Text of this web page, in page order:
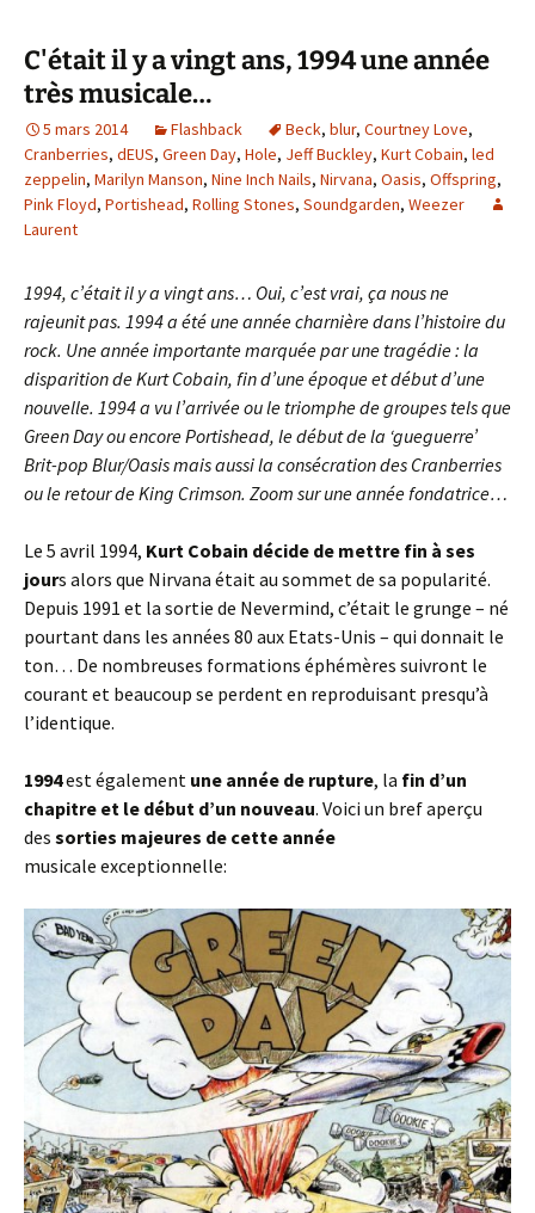
C'était il y a vingt ans, 1994 une année
très musicale…
5 mars 2014 Flashback Beck, blur, Courtney Love,
Cranberries, dEUS, Green Day, Hole, Jeff Buckley, Kurt Cobain, led
zeppelin, Marilyn Manson, Nine Inch Nails, Nirvana, Oasis, Offspring,
Pink Floyd, Portishead, Rolling Stones, Soundgarden, Weezer
Laurent
1994, c’était il y a vingt ans… Oui, c’est vrai, ça nous ne
rajeunit pas. 1994 a été une année charnière dans l’histoire du
rock. Une année importante marquée par une tragédie : la
disparition de Kurt Cobain, fin d’une époque et début d’une
nouvelle. 1994 a vu l’arrivée ou le triomphe de groupes tels que
Green Day ou encore Portishead, le début de la ‘gueguerre’
Brit-pop Blur/Oasis mais aussi la consécration des Cranberries
ou le retour de King Crimson. Zoom sur une année fondatrice…
Le 5 avril 1994, Kurt Cobain décide de mettre fin à ses
jours alors que Nirvana était au sommet de sa popularité.
Depuis 1991 et la sortie de Nevermind, c’était le grunge – né
pourtant dans les années 80 aux Etats-Unis – qui donnait le
ton… De nombreuses formations éphémères suivront le
courant et beaucoup se perdent en reproduisant presqu’à
l’identique.
1994est également une année de rupture, la fin d’un
chapitre et le début d’un nouveau. Voici un bref aperçu
des sorties majeures de cette année
musicale exceptionnelle: